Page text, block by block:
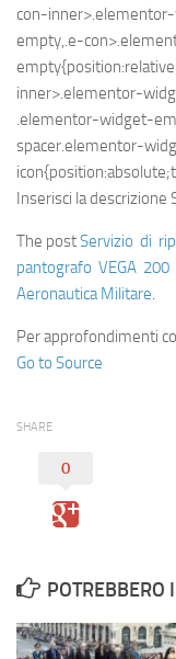
con-
empty,.e-
inner>.elementor-
.elementor-widget-
spacer.elementor-
Inserisci la descrizione
The postServizio di
pantografo VEGA 200
Aeronautica Militare.
Per approfondimenti
Go to Source
SHARE
0
POTREBBERO